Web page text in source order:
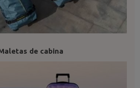
de cabina